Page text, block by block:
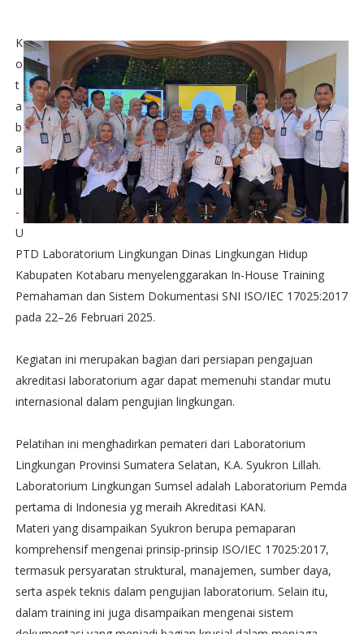
K
o
t
a
b
a
r
u
-
U
PTD Laboratorium Lingkungan Dinas Lingkungan Hidup
Kabupaten Kotabaru menyelenggarakan In-House Training
Pemahaman dan Sistem Dokumentasi SNI ISO/IEC 17025:2017
pada 22–26 Februari 2025.
Kegiatan ini merupakan bagian dari persiapan pengajuan
akreditasi laboratorium agar dapat memenuhi standar mutu
internasional dalam pengujian lingkungan.
Pelatihan ini menghadirkan pemateri dari Laboratorium
Lingkungan Provinsi Sumatera Selatan, K.A. Syukron Lillah.
Laboratorium Lingkungan Sumsel adalah Laboratorium Pemda
pertama di Indonesia yg meraih Akreditasi KAN.
Materi yang disampaikan Syukron berupa pemaparan
komprehensif mengenai prinsip-prinsip ISO/IEC 17025:2017,
termasuk persyaratan struktural, manajemen, sumber daya,
serta aspek teknis dalam pengujian laboratorium. Selain itu,
dalam training ini juga disampaikan mengenai sistem